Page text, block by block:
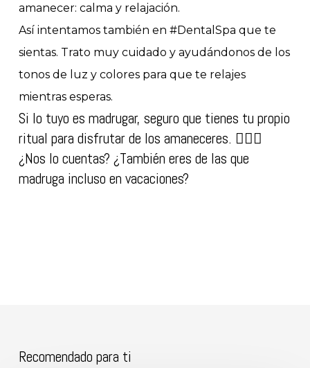
amanecer: calma y relajación.
Así intentamos también en #DentalSpa que te
sientas. Trato muy cuidado y ayudándonos de los
tonos de luz y colores para que te relajes
mientras esperas.
Si lo tuyo es madrugar, seguro que tienes tu propio
ritual para disfrutar de los amaneceres. 🧘🏻‍♀️
¿Nos lo cuentas? ¿También eres de las que
madruga incluso en vacaciones?
Recomendado para ti